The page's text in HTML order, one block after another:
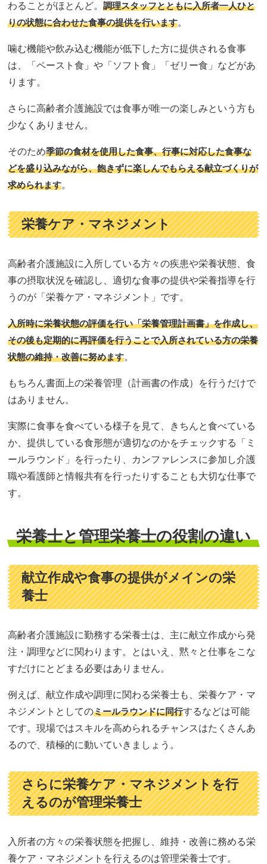
わることがほとんど。調理スタッフとともに入所者一人ひと
りの状態に合わせた食事の提供を行います。
噛む機能や飲み込む機能が低下した方に提供される食事
は、「ペースト食」や「ソフト食」「ゼリー食」などがあ
ります。
さらに高齢者介護施設では食事が唯一の楽しみという方も
少なくありません。
そのため季節の食材を使用した食事、行事に対応した食事な
どを盛り込みながら、飽きずに楽しんでもらえる献立づくりが
求められます。
栄養ケア・マネジメント
高齢者介護施設に入所している方々の疾患や栄養状態、食
事の摂取状況を確認し、適切な食事の提供や栄養指導を行
うのが「栄養ケア・マネジメント」です。
入所時に栄養状態の評価を行い「栄養管理計画書」を作成し、
その後も定期的に再評価を行うことで入所されている方の栄養
状態の維持・改善に努めます。
もちろん書面上の栄養管理（計画書の作成）を行うだけで
はありません。
実際に食事を食べている様子を見て、きちんと食べている
か、提供している食形態が適切なのかをチェックする「ミ
ールラウンド」を行ったり、カンファレンスに参加し介護
職や看護師と情報共有を行ったりすることも大切な仕事で
す。
栄養士と管理栄養士の役割の違い
献立作成や食事の提供がメインの栄
養士
高齢者介護施設に勤務する栄養士は、主に献立作成から発
注・調理などに関わります。とはいえ、黙々と仕事をこな
すだけにとどまる必要はありません。
例えば、献立作成や調理に関わる栄養士も、栄養ケア・マ
ネジメントとしてのミールラウンドに同行するなどは可能
です。現場ではスキルを高められるチャンスはたくさんあ
るので、積極的に動いていきましょう。
さらに栄養ケア・マネジメントを行
えるのが管理栄養士
入所者の方々の栄養状態を把握し、維持・改善に務める栄
養ケア・マネジメントを行えるのは管理栄養士です。